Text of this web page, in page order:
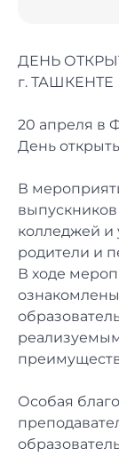
ДЕНЬ
г. ТАШКЕНТЕ
20 апреля в
День
В
колледжей и
родители и
В ходе
Особая